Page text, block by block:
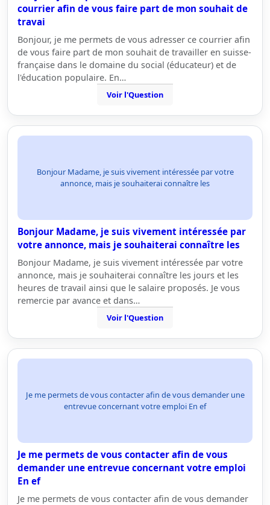
courrier afin de vous faire part de mon souhait de
travai
Bonjour, je me permets de vous adresser ce courrier afin
de vous faire part de mon souhait de travailler en suisse-
française dans le domaine du social (éducateur) et de
l'éducation populaire. En…
Voir l'Question
Bonjour Madame, je suis vivement intéressée par votre
annonce, mais je souhaiterai connaître les
Bonjour Madame, je suis vivement intéressée par
votre annonce, mais je souhaiterai connaître les
Bonjour Madame, je suis vivement intéressée par votre
annonce, mais je souhaiterai connaître les jours et les
heures de travail ainsi que le salaire proposés. Je vous
remercie par avance et dans…
Voir l'Question
Je me permets de vous contacter afin de vous demander une
entrevue concernant votre emploi En ef
Je me permets de vous contacter afin de vous
demander une entrevue concernant votre emploi
En ef
Je me permets de vous contacter afin de vous demander